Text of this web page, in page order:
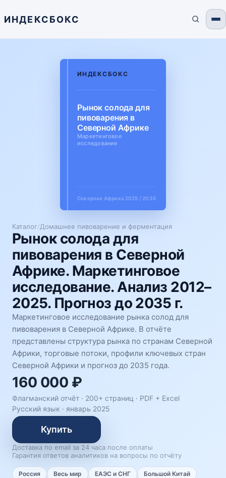
ИНДЕКСБОКС
Каталог/Домашнее пивоварение и ферментация
Рынок солода для
пивоварения в Северной
Африке. Маркетинговое
исследование. Анализ 2012–
2025. Прогноз до 2035 г.
Маркетинговое исследование рынка солод для
пивоварения в Северной Африке. В отчёте
представлены структура рынка по странам Северной
Африки, торговые потоки, профили ключевых стран
Северной Африки и прогноз до 2035 года.
160 000 ₽
Флагманский отчёт · 200+ страниц · PDF + Excel
Русский язык · январь 2025
Купить
Доставка по email за 24 часа после оплаты
Гарантия ответов аналитиков на вопросы по отчёту
Россия Весь мир ЕАЭС и СНГ
Большой Китай
ИНДЕКСБОКС
Рынок солода для
пивоварения в
Северной Африке
Маркетинговое
исследование
Северная Африка 2025 / 2035